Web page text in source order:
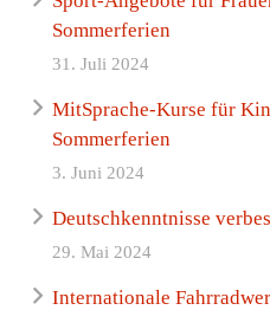
Sommerferien
31. Juli 2024
MitSprache-Kurse für
Sommerferien
3. Juni 2024
Deutschkenntnisse
29. Mai 2024
Internationale